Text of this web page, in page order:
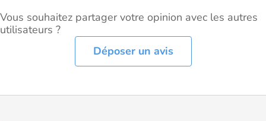
Vous souhaitez partager votre opinion avec les autres
utilisateurs ?
Déposer un avis